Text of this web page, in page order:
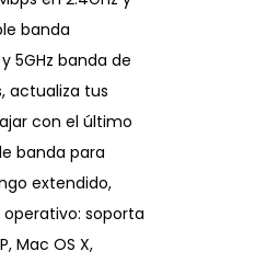
banda
5GHz banda de
actualiza tus
con el último
banda para
extendido,
operativo: soporta
Mac OS X,